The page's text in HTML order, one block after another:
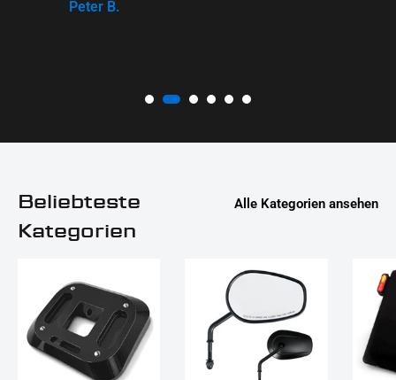
Peter B.
Beliebteste
Kategorien
Alle Kategorien ansehen